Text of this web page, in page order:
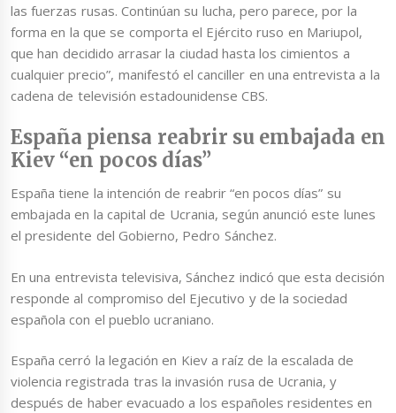
las fuerzas rusas. Continúan su lucha, pero parece, por la
forma en la que se comporta el Ejército ruso en Mariupol,
que han decidido arrasar la ciudad hasta los cimientos a
cualquier precio”, manifestó el canciller en una entrevista a la
cadena de televisión estadounidense CBS.
España piensa reabrir su embajada en
Kiev “en pocos días”
España tiene la intención de reabrir “en pocos días” su
embajada en la capital de Ucrania, según anunció este lunes
el presidente del Gobierno, Pedro Sánchez.
En una entrevista televisiva, Sánchez indicó que esta decisión
responde al compromiso del Ejecutivo y de la sociedad
española con el pueblo ucraniano.
España cerró la legación en Kiev a raíz de la escalada de
violencia registrada tras la invasión rusa de Ucrania, y
después de haber evacuado a los españoles residentes en